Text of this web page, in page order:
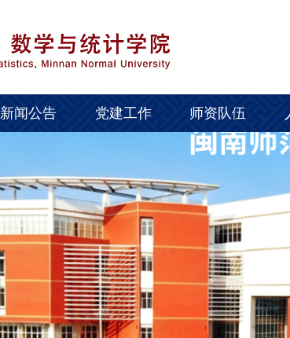
新闻公告 党建工作 师资队伍